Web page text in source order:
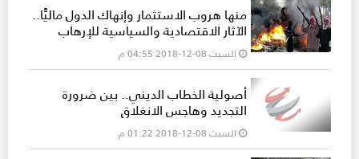
منها هروب الاستثمار وإنهاك الدول ماليًّا..
الآثار الاقتصادية والسياسية للإرهاب
السبت 08-12-2018 04:55 م
أصولية الخطاب الديني.. بين ضرورة
التجديد وهاجس الانغلاق
السبت 08-12-2018 01:22 م